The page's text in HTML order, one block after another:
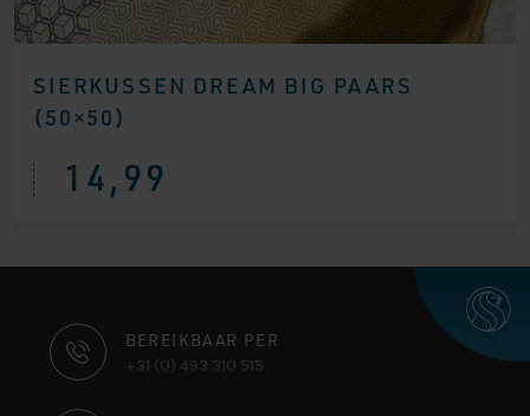
SIERKUSSEN DREAM BIG PAARS
(50×50)
14,99
CONTACT
INFORMATIE
BEREIKBAAR PER
+31 (0) 493 310 515